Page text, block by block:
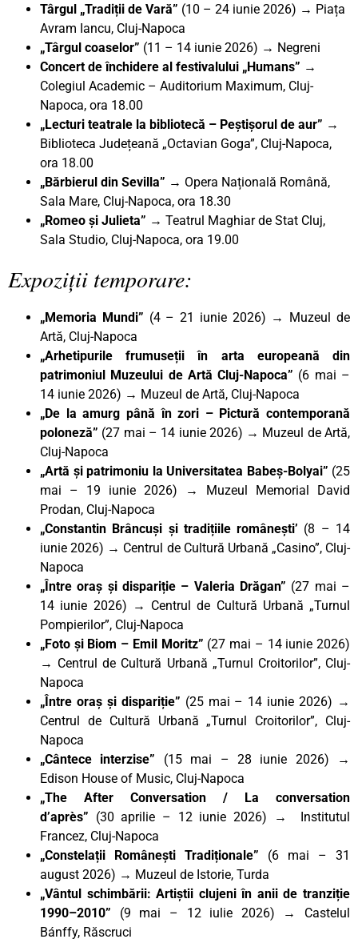
Târgul „Tradiții de Vară” (10 – 24 iunie 2026) → Piața
Avram Iancu, Cluj-Napoca
„Târgul coaselor” (11 – 14 iunie 2026) → Negreni
Concert de închidere al festivalului „Humans” →
Colegiul Academic – Auditorium Maximum, Cluj-
Napoca, ora 18.00
„Lecturi teatrale la bibliotecă – Peștișorul de aur” →
Biblioteca Județeană „Octavian Goga”, Cluj-Napoca,
ora 18.00
„Bărbierul din Sevilla” → Opera Națională Română,
Sala Mare, Cluj-Napoca, ora 18.30
„Romeo și Julieta” → Teatrul Maghiar de Stat Cluj,
Sala Studio, Cluj-Napoca, ora 19.00
Expoziții temporare:
„Memoria Mundi” (4 – 21 iunie 2026) → Muzeul de
Artă, Cluj-Napoca
„Arhetipurile frumuseții în arta europeană din
patrimoniul Muzeului de Artă Cluj-Napoca” (6 mai –
14 iunie 2026) → Muzeul de Artă, Cluj-Napoca
„De la amurg până în zori – Pictură contemporană
poloneză” (27 mai – 14 iunie 2026) → Muzeul de Artă,
Cluj-Napoca
„Artă și patrimoniu la Universitatea Babeș-Bolyai” (25
mai – 19 iunie 2026) → Muzeul Memorial David
Prodan, Cluj-Napoca
„Constantin Brâncuși și tradițiile românești’ (8 – 14
iunie 2026) → Centrul de Cultură Urbană „Casino”, Cluj-
Napoca
„Între oraș și dispariție – Valeria Drăgan” (27 mai –
14 iunie 2026) → Centrul de Cultură Urbană „Turnul
Pompierilor”, Cluj-Napoca
„Foto și Biom – Emil Moritz” (27 mai – 14 iunie 2026)
→ Centrul de Cultură Urbană „Turnul Croitorilor”, Cluj-
Napoca
„Între oraș și dispariție” (25 mai – 14 iunie 2026) →
Centrul de Cultură Urbană „Turnul Croitorilor”, Cluj-
Napoca
„Cântece interzise” (15 mai – 28 iunie 2026) →
Edison House of Music, Cluj-Napoca
„The After Conversation / La conversation
d’après” (30 aprilie – 12 iunie 2026) → Institutul
Francez, Cluj-Napoca
„Constelații Românești Tradiționale” (6 mai – 31
august 2026) → Muzeul de Istorie, Turda
„Vântul schimbării: Artiștii clujeni în anii de tranziție
1990–2010” (9 mai – 12 iulie 2026) → Castelul
Bánffy, Răscruci